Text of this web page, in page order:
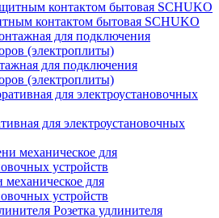
контактом бытовая SCHUKO
для подключения
(электроплиты)
для электроустановочных
механическое для
устройств
Розетка удлинителя